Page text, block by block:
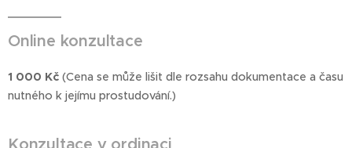
Online konzultace
1 000 Kč (Cena se může lišit dle rozsahu dokumentace a času
nutného k jejímu prostudování.)